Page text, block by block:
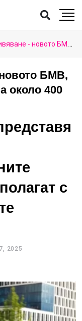
иска Радева, струва около 400 хиляди лева
БМВ,
около 400
с
2025